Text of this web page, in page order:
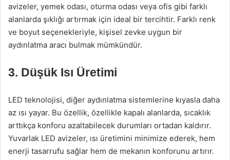
avizeler, yemek odası, oturma odası veya ofis gibi farklı
alanlarda şıklığı artırmak için ideal bir tercihtir. Farklı renk
ve boyut seçenekleriyle, kişisel zevke uygun bir
aydınlatma aracı bulmak mümkündür.
3. Düşük Isı Üretimi
LED teknolojisi, diğer aydınlatma sistemlerine kıyasla daha
az ısı yayar. Bu özellik, özellikle kapalı alanlarda, sıcaklık
arttıkça konforu azaltabilecek durumları ortadan kaldırır.
Yuvarlak LED avizeler, ısı üretimini minimize ederek, hem
enerji tasarrufu sağlar hem de mekanın konforunu artırır.